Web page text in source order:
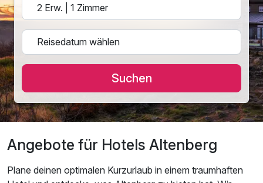
Suchen
Angebote für Hotels Altenberg
Plane deinen optimalen Kurzurlaub in einem traumhaften